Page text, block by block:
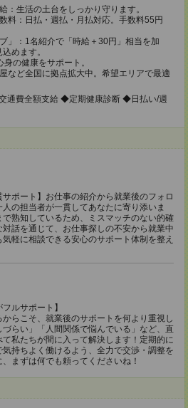
：生活の土台をしっかり守ります。
料：日払・週払・月払対応。手数料55円
」：1名紹介で「時給＋30円」相当を加
めます。
の健康をサポート。
など全国に拠点拡大中。希望エリアで最適
通費全額支給 ◆定期健康診断 ◆日払い/週
サポート】お仕事の紹介から就業後のフォロ
の担当者が一貫してあなたに寄り添いま
熟知しているため、ミスマッチのない的確
話を通じて、お仕事探しの不安から就業中
軽に相談できる安心のサポート体制を整え
ルサポート】
らこそ、就業後のサポートを何より重視し
らい」「人間関係で悩んでいる」など、直
私たちが間に入って解決します！定期的に
持ちよく働けるよう、全力で交渉・調整を
まずは何でも頼ってくださいね！